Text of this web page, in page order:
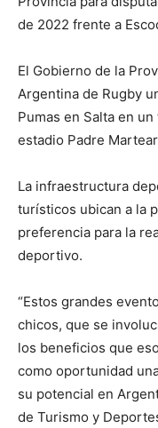
de 2022 frente a
El Gobierno de la
Argentina de Rugby
Pumas en Salta en
estadio Padre
La infraestructura
turísticos ubican a la
preferencia para la
deportivo.
“Estos grandes
chicos, que se
los beneficios que
como oportunidad
su potencial en
de Turismo y